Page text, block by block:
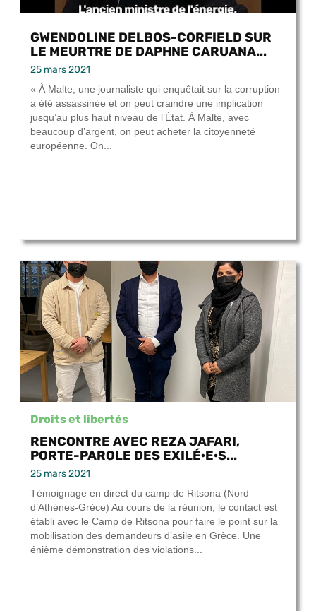
GWENDOLINE DELBOS-CORFIELD SUR
LE MEURTRE DE DAPHNE CARUANA...
25 mars 2021
« À Malte, une journaliste qui enquêtait sur la corruption
a été assassinée et on peut craindre une implication
jusqu’au plus haut niveau de l’État. À Malte, avec
beaucoup d’argent, on peut acheter la citoyenneté
européenne. On...
Droits et libertés
RENCONTRE AVEC REZA JAFARI,
PORTE-PAROLE DES EXILÉ·E·S...
25 mars 2021
Témoignage en direct du camp de Ritsona (Nord
d’Athènes-Grèce) Au cours de la réunion, le contact est
établi avec le Camp de Ritsona pour faire le point sur la
mobilisation des demandeurs d’asile en Grèce. Une
énième démonstration des violations...